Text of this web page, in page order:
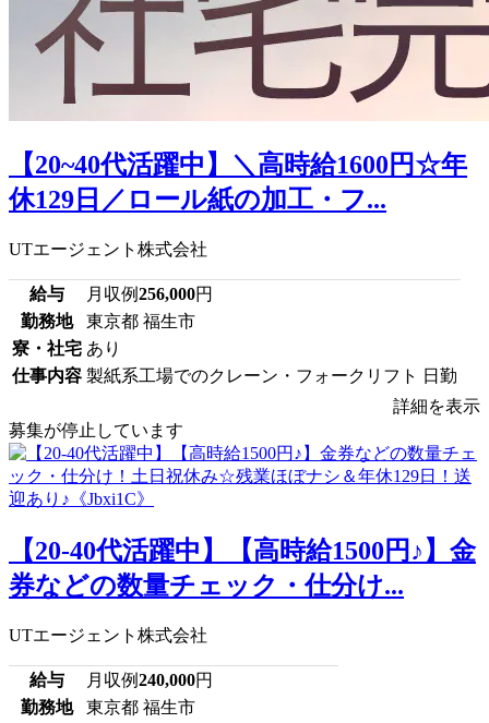
【20~40代活躍中】＼高時給1600円☆年
休129日／ロール紙の加工・フ...
UTエージェント株式会社
給与 月収例256,000円
勤務地
東京都 福生市
寮・社宅 あり
仕事内容 製紙系工場でのクレーン・フォークリフト 日勤
詳細を表示
募集が停止しています
【20-40代活躍中】【高時給1500円♪】金
券などの数量チェック・仕分け...
UTエージェント株式会社
給与 月収例240,000円
勤務地
東京都 福生市